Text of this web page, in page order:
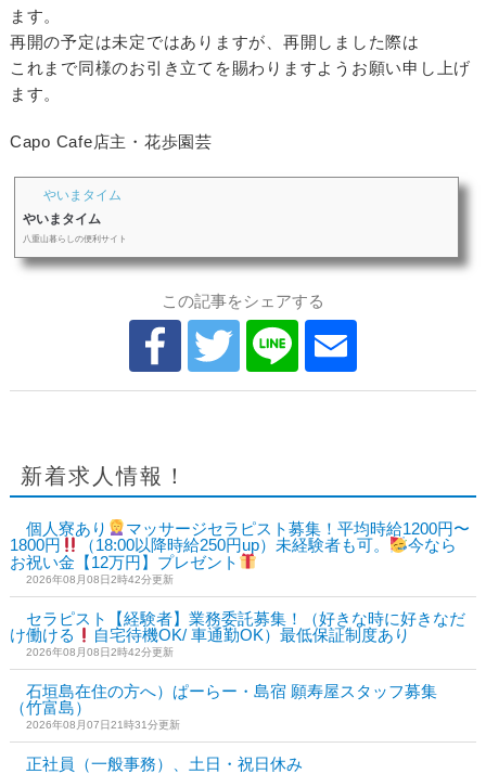
ます。
再開の予定は未定ではありますが、再開しました際は
これまで同様のお引き立てを賜わりますようお願い申し上げ
ます。
Capo Cafe店主・花歩園芸
やいまタイム
やいまタイム
八重山暮らしの便利サイト
この記事をシェアする
新着求人情報！
個人寮あり
マッサージセラピスト募集！平均時給1200円〜
1800円
（18:00以降時給250円up）未経験者も可。
今なら
お祝い金【12万円】プレゼント
2026年08月08日2時42分更新
セラピスト【経験者】業務委託募集！（好きな時に好きなだ
け働ける
自宅待機OK/ 車通勤OK）最低保証制度あり
2026年08月08日2時42分更新
石垣島在住の方へ）ぱーらー・島宿 願寿屋スタッフ募集
（竹富島）
2026年08月07日21時31分更新
正社員（一般事務）、土日・祝日休み